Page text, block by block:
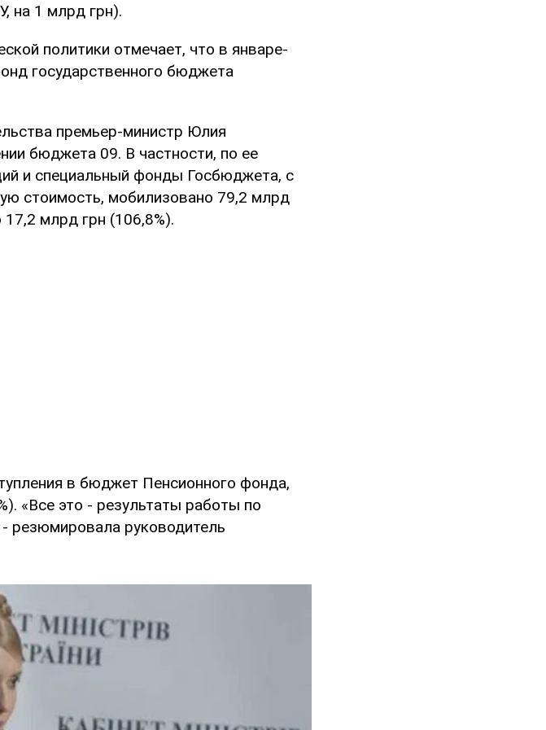
на 1 млрд грн).
политики отмечает, что в январе-
государственного бюджета
премьер-министр Юлия
бюджета 09. В частности, по ее
и специальный фонды Госбюджета, с
стоимость, мобилизовано 79,2 млрд
млрд грн (106,8%).
в бюджет Пенсионного фонда,
«Все это - результаты работы по
резюмировала руководитель